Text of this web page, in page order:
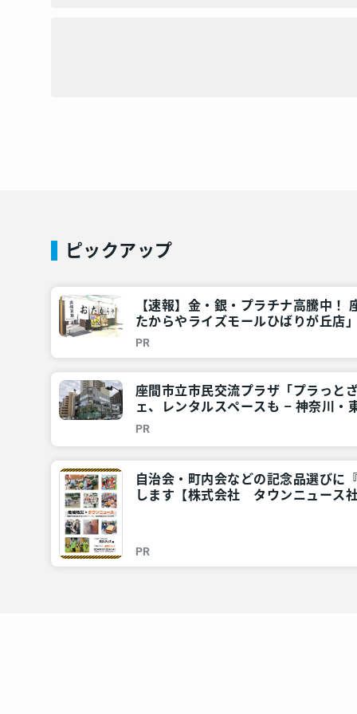
ピックアップ
【速報】金・銀・プラチナ高騰中！
たからやライズモールひばりが丘店
普段聞きにくい事を聞いてみた – 神
PR
座間市立市民交流プラザ「プラっと
ェ、レンタルスペースも – 神奈川・
アリア
PR
自治会・町内会などの記念品選びに
します【株式会社 タウンニュース
PR